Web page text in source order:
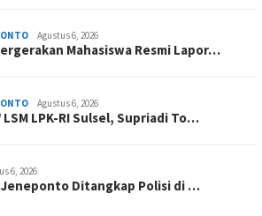
Agustus 6, 2026
Mahasiswa Resmi Lapor…
Agustus 6, 2026
LSM LPK-RI Sulsel, Supriadi To…
6, 2026
Jeneponto Ditangkap Polisi di …